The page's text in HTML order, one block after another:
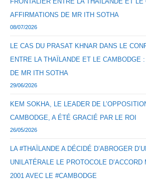
AFFIRMATIONS DE MR ITH SOTHA
08/07/2026
LE CAS DU PRASAT KHNAR DANS LE
ENTRE LA THAÏLANDE ET LE CAMBODGE
DE MR ITH SOTHA
29/06/2026
KEM SOKHA, LE LEADER DE
CAMBODGE, A ÉTÉ GRACIÉ PAR LE ROI
26/05/2026
LA #THAÏLANDE A DÉCIDÉ D’ABROGER
UNILATÉRALE LE PROTOCOLE D’ACCORD
2001 AVEC LE #CAMBODGE